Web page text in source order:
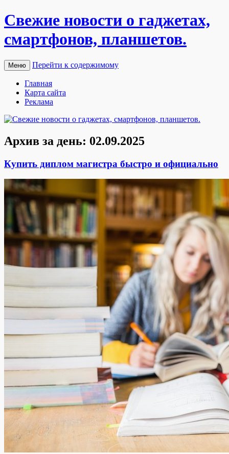
Свежие новости о гаджетах,
смартфонов, планшетов.
Меню Перейти к содержимому
Главная
Карта сайта
Реклама
Архив за день: 02.09.2025
Купить диплом магистра быстро и официально